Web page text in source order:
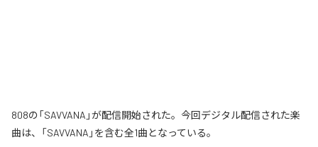
808の「SAVVANA」が配信開始された。今回デジタル配信された楽
曲は、「SAVVANA」を含む全1曲となっている。